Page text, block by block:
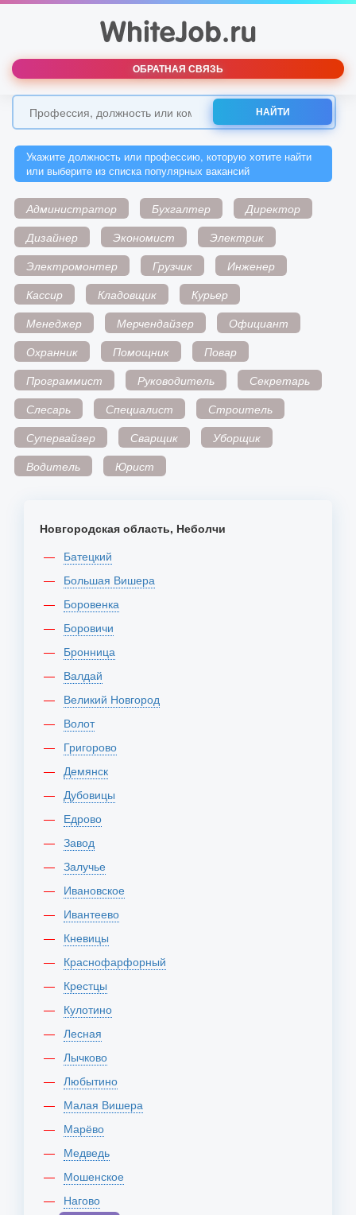
ОБРАТНАЯ СВЯЗЬ
НАЙТИ
Укажите должность или профессию, которую хотите найти
или выберите из списка популярных вакансий
Администратор Бухгалтер
Директор
Дизайнер
Экономист
Электрик
Электромонтер
Грузчик
Инженер
Кассир
Кладовщик
Курьер
Менеджер
Мерчендайзер
Официант
Охранник
Помощник
Повар
Программист
Руководитель
Секретарь
Слесарь
Специалист
Строитель
Супервайзер
Сварщик
Уборщик
Водитель
Юрист
Новгородская область, Неболчи
Батецкий
Большая Вишера
Боровенка
Боровичи
Бронница
Валдай
Великий Новгород
Волот
Григорово
Демянск
Дубовицы
Едрово
Завод
Залучье
Ивановское
Ивантеево
Кневицы
Краснофарфорный
Крестцы
Кулотино
Лесная
Лычково
Любытино
Малая Вишера
Марёво
Медведь
Мошенское
Нагово